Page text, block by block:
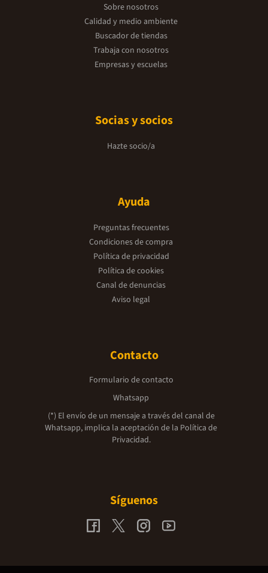
Sobre nosotros
Calidad y medio ambiente
Buscador de tiendas
Trabaja con nosotros
Empresas y escuelas
Socias y socios
Hazte socio/a
Ayuda
Preguntas frecuentes
Condiciones de compra
Política de privacidad
Política de cookies
Canal de denuncias
Aviso legal
Contacto
Formulario de contacto
Whatsapp
(*) El envío de un mensaje a través del canal de
Whatsapp, implica la aceptación de la Política de
Privacidad.
Síguenos